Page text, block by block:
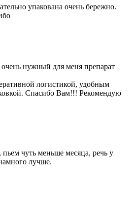
упакована очень бережно.
нужный для меня препарат
логистикой, удобным
Спасибо Вам!!! Рекомендую
пьем чуть меньше месяца, речь у
лучше.